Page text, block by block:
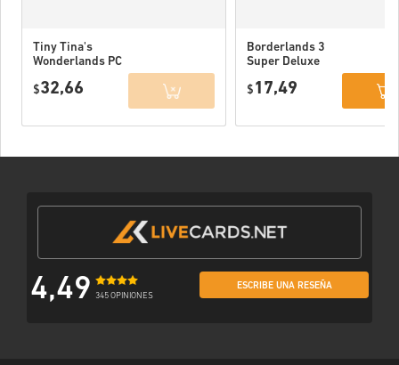
Tiny Tina's
Wonderlands PC
$32,66
Borderlands 3
Super Deluxe
Games) EU
$ 17,49
4,49 345 OPINIONES
ESCRIBE UNA RESEÑA